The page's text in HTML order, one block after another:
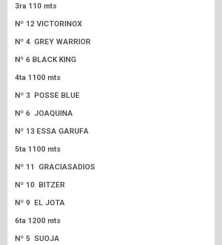
3ra 110 mts
Nº 12 VICTORINOX
Nº 4 GREY WARRIOR
Nº 6 BLACK KING
4ta 1100 mts
Nº 3 POSSE BLUE
Nº 6 JOAQUINA
Nº 13 ESSA GARUFA
5ta 1100 mts
Nº 11 GRACIASADIOS
Nº 10 BITZER
Nº 9 EL JOTA
6ta 1200 mts
Nº 5 SUOJA